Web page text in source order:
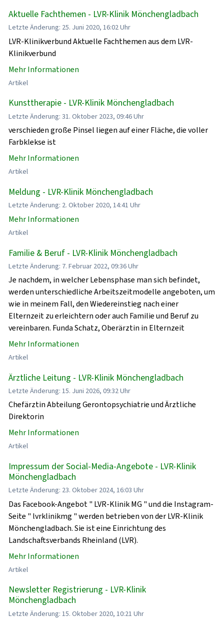
Aktuelle Fachthemen - LVR-Klinik Mönchengladbach
Letzte Änderung: 25. Juni 2020, 16:02 Uhr
LVR-Klinikverbund Aktuelle Fachthemen aus dem LVR-
Klinikverbund
Mehr Informationen
Artikel
Kunsttherapie - LVR-Klinik Mönchengladbach
Letzte Änderung: 31. Oktober 2023, 09:46 Uhr
verschieden große Pinsel liegen auf einer Fläche, die voller
Farbklekse ist
Mehr Informationen
Artikel
Meldung - LVR-Klinik Mönchengladbach
Letzte Änderung: 2. Oktober 2020, 14:41 Uhr
Mehr Informationen
Artikel
Familie & Beruf - LVR-Klinik Mönchengladbach
Letzte Änderung: 7. Februar 2022, 09:36 Uhr
Je nachdem, in welcher Lebensphase man sich befindet,
werden unterschiedliche Arbeitszeitmodelle angeboten, um
wie in meinem Fall, den Wiedereinstieg nach einer
Elternzeit zu erleichtern oder auch Familie und Beruf zu
vereinbaren. Funda Schatz, Oberärztin in Elternzeit
Mehr Informationen
Artikel
Ärztliche Leitung - LVR-Klinik Mönchengladbach
Letzte Änderung: 15. Juni 2026, 09:32 Uhr
Chefärztin Abteilung Gerontopsychiatrie und Ärztliche
Direktorin
Mehr Informationen
Artikel
Impressum der Social-Media-Angebote - LVR-Klinik
Mönchengladbach
Letzte Änderung: 23. Oktober 2024, 16:03 Uhr
Das Facebook-Angebot " LVR-Klinik MG " und die Instagram-
Seite " lvrklinikmg " werden betrieben von der LVR-Klinik
Mönchengladbach. Sie ist eine Einrichtung des
Landschaftsverbands Rheinland (LVR).
Mehr Informationen
Artikel
Newsletter Registrierung - LVR-Klinik
Mönchengladbach
Letzte Änderung: 15. Oktober 2020, 10:21 Uhr